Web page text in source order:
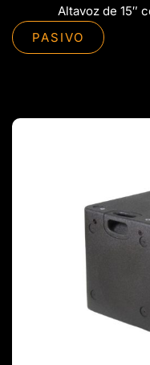
Altavoz de 15″
PASIVO